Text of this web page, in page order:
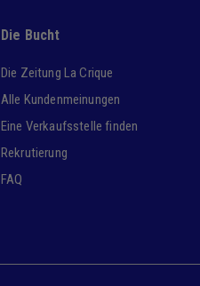
Die Bucht
Die Zeitung La Crique
Alle Kundenmeinungen
Eine Verkaufsstelle finden
Rekrutierung
FAQ